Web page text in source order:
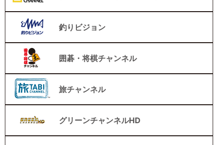
釣りビジョン
囲碁・将棋チャンネル
旅チャンネル
グリーンチャンネルHD